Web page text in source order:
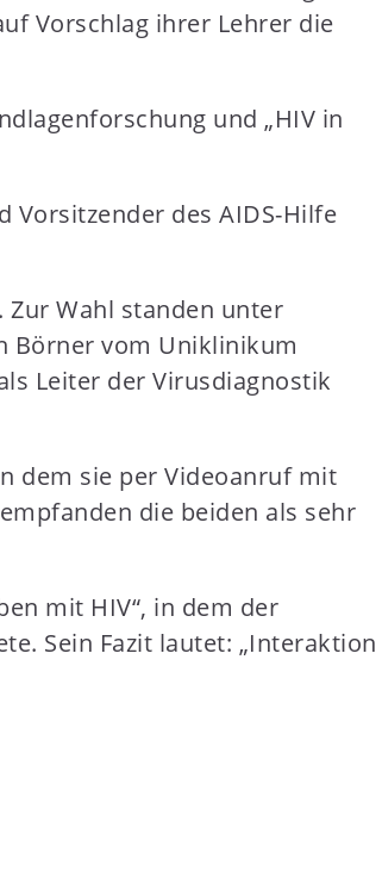
Vorschlag ihrer Lehrer die
und „HIV in
Vorsitzender des AIDS-Hilfe
Zur Wahl standen unter
Börner vom Uniklinikum
Leiter der Virusdiagnostik
dem sie per Videoanruf mit
die beiden als sehr
mit HIV“, in dem der
Sein Fazit lautet: „Interaktion